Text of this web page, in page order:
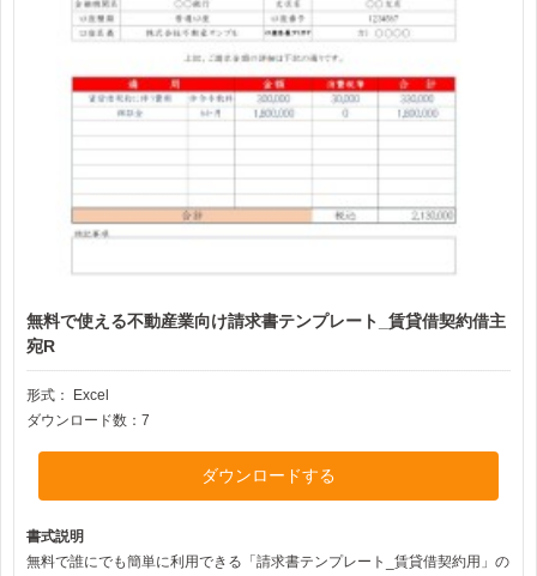
無料で使える不動産業向け請求書テンプレート_賃貸借契約借主
宛R
形式：
Excel
ダウンロード数：7
ダウンロードする
書式説明
無料で誰にでも簡単に利用できる「請求書テンプレート_賃貸借契約用」の